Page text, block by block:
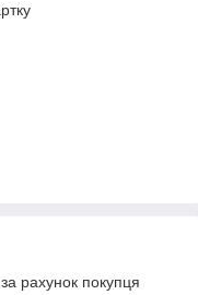
рахунок покупця